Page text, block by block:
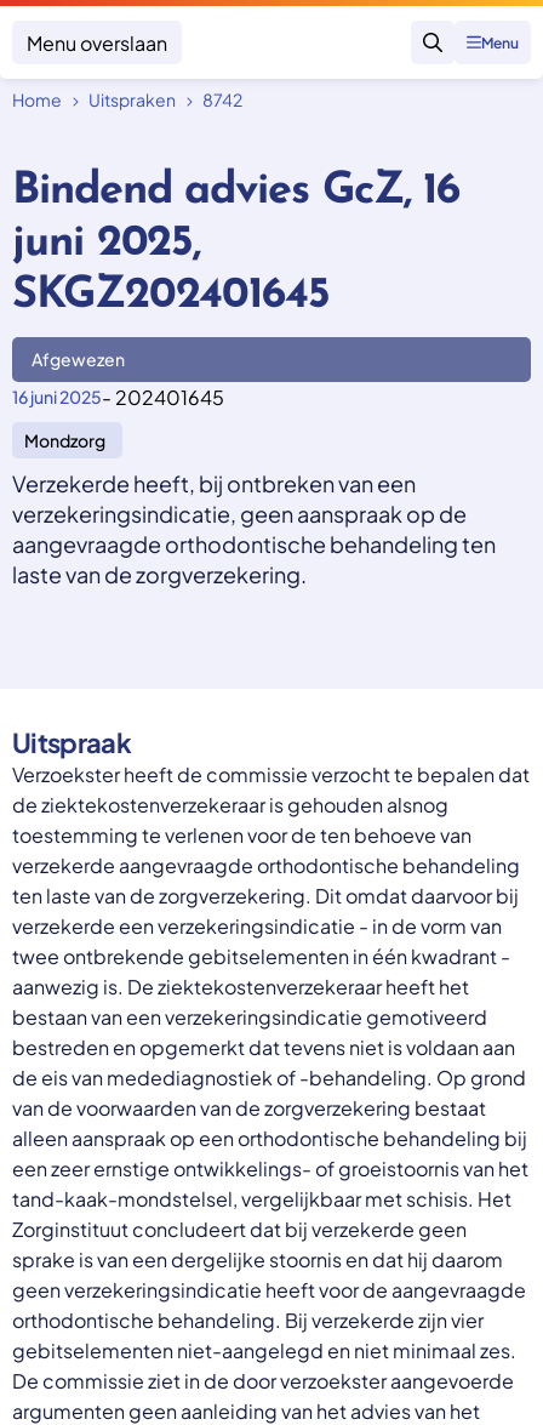
Menu overslaan
Zoeken
Menu
Onderwerpen
Zorgverzekering afsluiten
Zorgverzekering betalen
Vergoeding van zorg
Zorg in het buitenland
Geen zorgverzekering
Overheid moet proactief
ondersteuning bieden bij schulden, niet
straffen
Schrap de opslag op de zorgpremie voor mensen die
niet kunnen betalen en bied proactieve
ondersteuning, zoals automatische zorgtoeslag. Zo
voorkomt de overheid schulden, vermindert stress
en blijft noodzakelijke zorg toegankelijk.
Lees meer
Focus en impact
Uitspraken
Over SKGZ
Nieuws
Casussen
Vacatures
Contact
Select a language
български
Українська
русский
Espanol
Francais
Home Uitspraken 8742
Bindend advies GcZ, 16
juni 2025,
SKGZ202401645
Afgewezen
16 juni 2025- 202401645
Mondzorg
Verzekerde heeft, bij ontbreken van een
verzekeringsindicatie, geen aanspraak op de
aangevraagde orthodontische behandeling ten
laste van de zorgverzekering.
Uitspraak
Verzoekster heeft de commissie verzocht te bepalen dat
de ziektekostenverzekeraar is gehouden alsnog
toestemming te verlenen voor de ten behoeve van
verzekerde aangevraagde orthodontische behandeling
ten laste van de zorgverzekering. Dit omdat daarvoor bij
verzekerde een verzekeringsindicatie - in de vorm van
twee ontbrekende gebitselementen in één kwadrant -
aanwezig is. De ziektekostenverzekeraar heeft het
bestaan van een verzekeringsindicatie gemotiveerd
bestreden en opgemerkt dat tevens niet is voldaan aan
de eis van medediagnostiek of -behandeling. Op grond
van de voorwaarden van de zorgverzekering bestaat
alleen aanspraak op een orthodontische behandeling bij
een zeer ernstige ontwikkelings- of groeistoornis van het
tand-kaak-mondstelsel, vergelijkbaar met schisis. Het
Zorginstituut concludeert dat bij verzekerde geen
sprake is van een dergelijke stoornis en dat hij daarom
geen verzekeringsindicatie heeft voor de aangevraagde
orthodontische behandeling. Bij verzekerde zijn vier
gebitselementen niet-aangelegd en niet minimaal zes.
De commissie ziet in de door verzoekster aangevoerde
argumenten geen aanleiding van het advies van het